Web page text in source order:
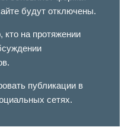
будут отключены.
кто на протяжении
публикации в
сетях.